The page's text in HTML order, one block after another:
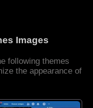
Images
following themes
the appearance of